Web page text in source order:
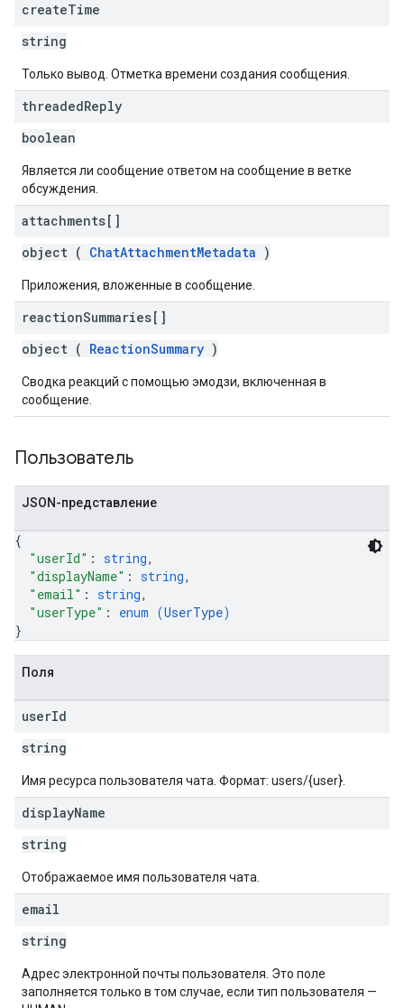
createTime
string
Только вывод. Отметка времени создания сообщения.
threadedReply
boolean
Является ли сообщение ответом на сообщение в ветке
обсуждения.
attachments[]
object ( ChatAttachmentMetadata )
Приложения, вложенные в сообщение.
reactionSummaries[]
object ( ReactionSummary )
Сводка реакций с помощью эмодзи, включенная в
сообщение.
Пользователь
JSON-представление
{
"userId" : string,
"displayName" : string,
"email" : string,
"userType" : enum (UserType)
}
Поля
userId
string
Имя ресурса пользователя чата. Формат: users/{user}.
displayName
string
Отображаемое имя пользователя чата.
email
string
Адрес электронной почты пользователя. Это поле
заполняется только в том случае, если тип пользователя —